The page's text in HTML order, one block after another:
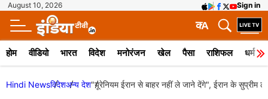
August 10, 2026 Sign in
A
क
होम वीडियो भारत विदेश मनोरंजन खेल पैसा राशिफल धर्म
Hindi Newsविदेशअन्य देश"यूरेनियम ईरान से बाहर नहीं ले जाने देंगे", ईरान के सुप्रीम